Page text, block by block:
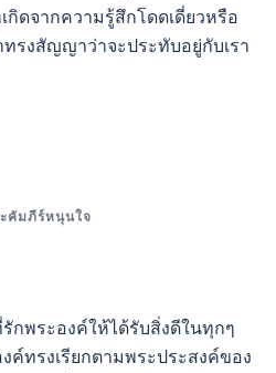
ดจากความรู้สึกโดดเดี่ยวหรือ
รงสัญญาว่าจะประทับอยู่กับเรา
คัมภีร์หนุนใจ
รักพระองค์ให้ได้รับสิ่งดีในทุกๆ
ทรงเรียกตามพระประสงค์ของ